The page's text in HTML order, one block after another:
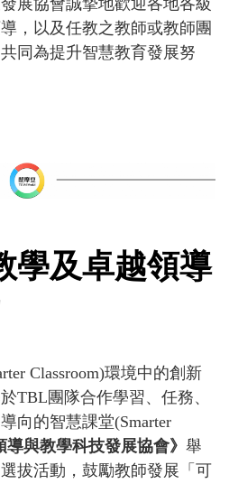
展協會誠摯地歡迎各地各級
，以及任教之教師或教師團
同為提升智慧教育發展努
學及卓越領導
Classroom)環境中的創新
TBL團隊合作學習、任務、
向的智慧課堂(Smarter
導與教學科技發展協會》 舉
選拔活動，鼓勵教師發展「可